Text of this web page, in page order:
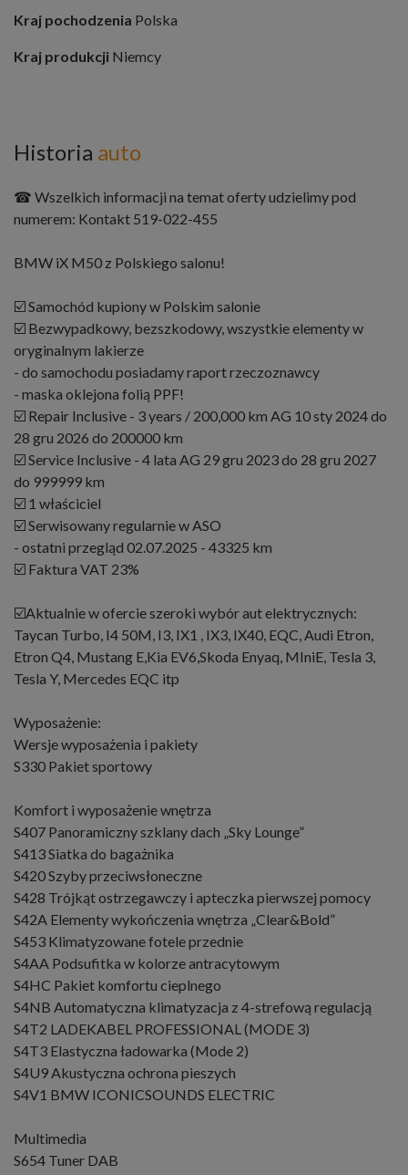
Kraj pochodzenia Polska
Kraj produkcji Niemcy
Historia auto
☎ Wszelkich informacji na temat oferty udzielimy pod
numerem: Kontakt 519-022-455
BMW iX M50 z Polskiego salonu!
☑️ Samochód kupiony w Polskim salonie
☑️ Bezwypadkowy, bezszkodowy, wszystkie elementy w
oryginalnym lakierze
- do samochodu posiadamy raport rzeczoznawcy
- maska oklejona folią PPF!
☑️ Repair Inclusive - 3 years / 200,000 km AG 10 sty 2024 do
28 gru 2026 do 200000 km
☑️ Service Inclusive - 4 lata AG 29 gru 2023 do 28 gru 2027
do 999999 km
☑️ 1 właściciel
☑️ Serwisowany regularnie w ASO
- ostatni przegląd 02.07.2025 - 43325 km
☑️ Faktura VAT 23%
☑️Aktualnie w ofercie szeroki wybór aut elektrycznych:
Taycan Turbo, I4 50M, I3, IX1 , IX3, IX40, EQC, Audi Etron,
Etron Q4, Mustang E,Kia EV6,Skoda Enyaq, MIniE, Tesla 3,
Tesla Y, Mercedes EQC itp
Wyposażenie:
Wersje wyposażenia i pakiety
S330 Pakiet sportowy
Komfort i wyposażenie wnętrza
S407 Panoramiczny szklany dach „Sky Lounge”
S413 Siatka do bagażnika
S420 Szyby przeciwsłoneczne
S428 Trójkąt ostrzegawczy i apteczka pierwszej pomocy
S42A Elementy wykończenia wnętrza „Clear&Bold”
S453 Klimatyzowane fotele przednie
S4AA Podsufitka w kolorze antracytowym
S4HC Pakiet komfortu cieplnego
S4NB Automatyczna klimatyzacja z 4-strefową regulacją
S4T2 LADEKABEL PROFESSIONAL (MODE 3)
S4T3 Elastyczna ładowarka (Mode 2)
S4U9 Akustyczna ochrona pieszych
S4V1 BMW ICONICSOUNDS ELECTRIC
Multimedia
S654 Tuner DAB